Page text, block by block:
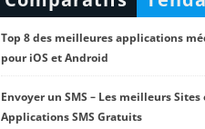
Top 8 des meilleures applications
pour iOS et Android
Envoyer un SMS – Les meilleurs Sites
Applications SMS Gratuits